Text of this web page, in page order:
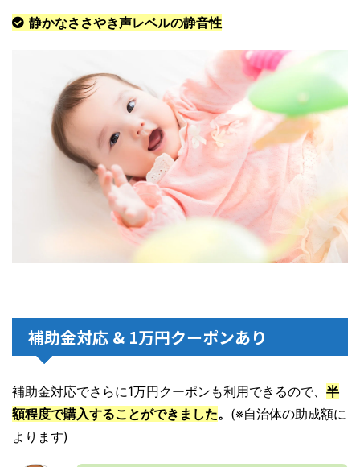
静かなささやき声レベルの静音性
補助金対応 & 1万円クーポンあり
補助金対応でさらに1万円クーポンも利用できるので、 半
額程度で購入することができました。 (※自治体の助成額に
よります)